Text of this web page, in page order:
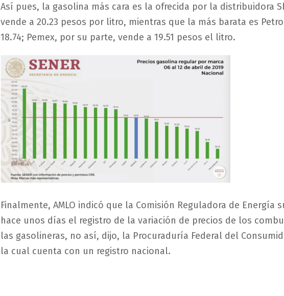
Así pues, la gasolina más cara es la ofrecida por la distribuidora
vende a 20.23 pesos por litro, mientras que la más barata es
18.74; Pemex, por su parte, vende a 19.51 pesos el litro.
Finalmente, AMLO indicó que la Comisión Reguladora de Energía
hace unos días el registro de la variación de precios de los
las gasolineras, no así, dijo, la Procuraduría Federal del
la cual cuenta con un registro nacional.